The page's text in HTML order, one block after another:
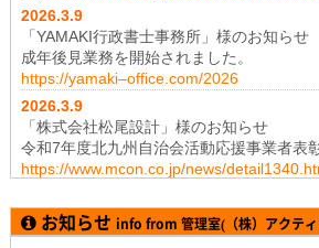
2026.3.9
「YAMAKI行政書士事務所」様のお知らせ
成年後見業務を開始されました。
https://yamaki–office.com/2026
2026.3.9
「株式会社松尾設計」様のお知らせ
令和7年度北九州自治会活動応援事業者表
https://www.mcon.co.jp/news/
「株式会社テイコク」様のお知らせ
神奈川県厚木土木事務所から令和7年度所
お知らせ info from 管理室(（株）アクテ